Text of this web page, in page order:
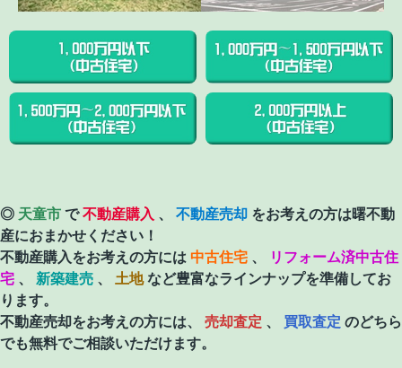
◎ 天童市 で不動産購入 、 不動産売却 をお考えの方は曙不動
産におまかせください！
不動産購入をお考えの方には 中古住宅 、
リフォーム済中古住
宅 、 新築建売 、 土地など豊富なラインナップを準備してお
ります。
不動産売却をお考えの方には、 売却査定 、 買取査定 のどちら
でも無料でご相談いただけます。